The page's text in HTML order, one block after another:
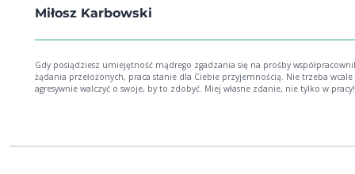
Miłosz Karbowski
Gdy posiądziesz umiejętność mądrego zgadzania się na prośby
żądania przełożonych, praca stanie dla Ciebie przyjemnością. Nie trzeba wcale
agresywnie walczyć o swoje, by to zdobyć. Miej własne zdanie, nie tylko w pracy!